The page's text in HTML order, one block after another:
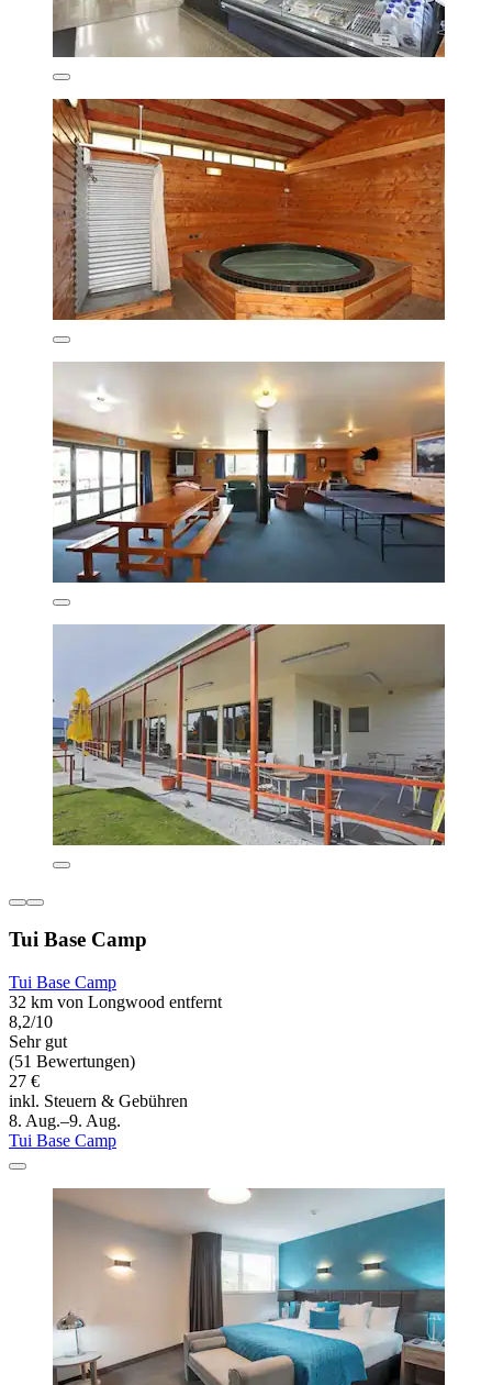
Tui Base Camp
Tui Base Camp
32 km von Longwood entfernt
8,2/10
Sehr gut
(51 Bewertungen)
27 €
inkl. Steuern & Gebühren
8. Aug.–9. Aug.
Tui Base Camp